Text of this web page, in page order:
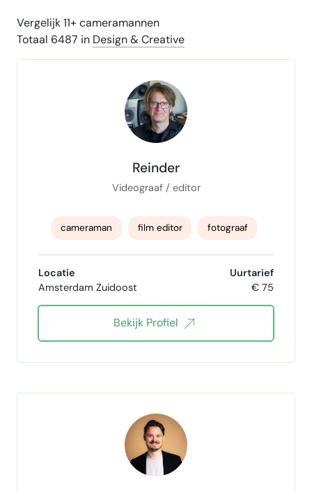
Vergelijk 11+ cameramannen
Totaal 6487 in Design & Creative
Reinder
Videograaf / editor
cameraman film editor fotograaf
Locatie
Amsterdam Zuidoost
Uurtarief
€ 75
Bekijk Profiel